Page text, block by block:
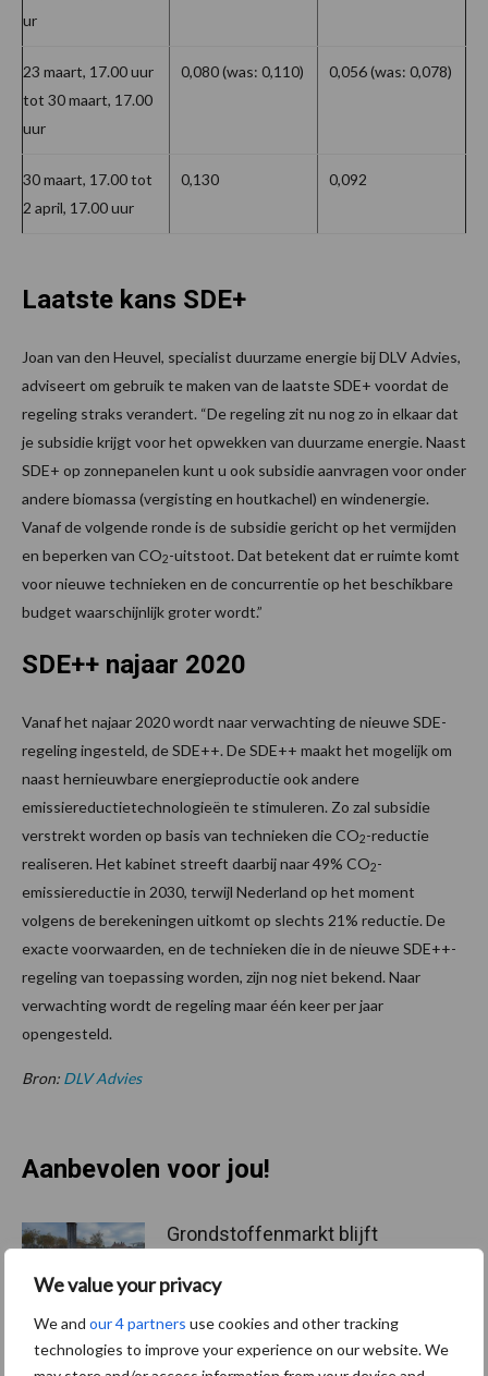
We value your privacy
We and our 4 partners use cookies and other tracking
technologies to improve your experience on our website. We
ur
23 maart, 17.00 uur
tot 30 maart, 17.00
uur
0,080 (was: 0,110) 0,056 (was: 0,078)
30 maart, 17.00 tot
2 april, 17.00 uur
0,130 0,092
Laatste kans SDE+
Joan van den Heuvel, specialist duurzame energie bij DLV Advies,
adviseert om gebruik te maken van de laatste SDE+ voordat de
regeling straks verandert. “De regeling zit nu nog zo in elkaar dat
je subsidie krijgt voor het opwekken van duurzame energie. Naast
SDE+ op zonnepanelen kunt u ook subsidie aanvragen voor onder
andere biomassa (vergisting en houtkachel) en windenergie.
Vanaf de volgende ronde is de subsidie gericht op het vermijden
en beperken van CO2-uitstoot. Dat betekent dat er ruimte komt
voor nieuwe technieken en de concurrentie op het beschikbare
budget waarschijnlijk groter wordt.”
SDE++ najaar 2020
Vanaf het najaar 2020 wordt naar verwachting de nieuwe SDE-
regeling ingesteld, de SDE++. De SDE++ maakt het mogelijk om
naast hernieuwbare energieproductie ook andere
emissiereductietechnologieën te stimuleren. Zo zal subsidie
verstrekt worden op basis van technieken die CO2-reductie
realiseren. Het kabinet streeft daarbij naar 49% CO2-
emissiereductie in 2030, terwijl Nederland op het moment
volgens de berekeningen uitkomt op slechts 21% reductie. De
exacte voorwaarden, en de technieken die in de nieuwe SDE++-
regeling van toepassing worden, zijn nog niet bekend. Naar
verwachting wordt de regeling maar één keer per jaar
opengesteld.
Bron: DLV Advies
Aanbevolen voor jou!
Grondstoffenmarkt blijft
geopolitiek houden handel